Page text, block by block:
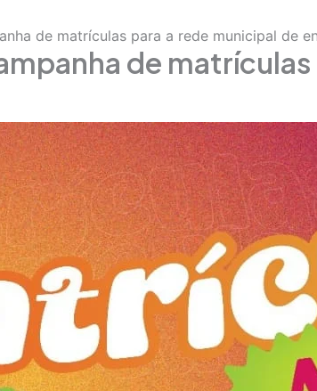
de matrículas para a rede municipal de
de